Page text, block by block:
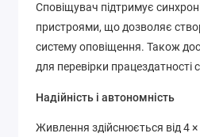
Сповіщувач підтримує
пристроями, що дозволяє
систему оповіщення. Також
для перевірки працездатності
Надійність і автономність
Живлення здійснюється від 4